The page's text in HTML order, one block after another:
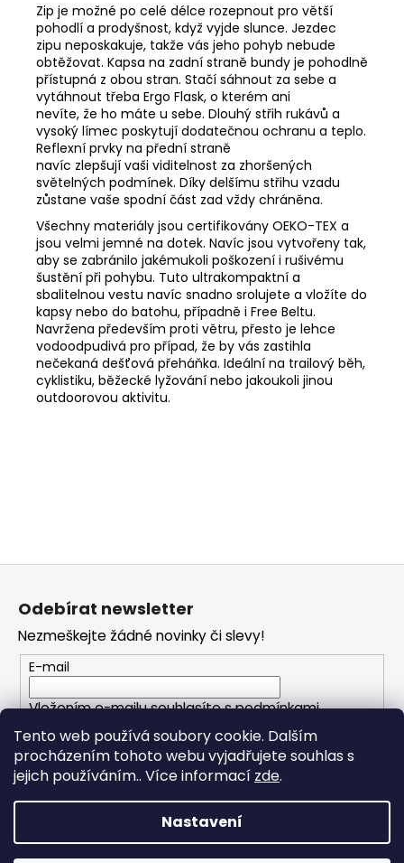
Tento web používá soubory cookie. Dalším
procházením tohoto webu vyjadřujete souhlas s
jejich používáním.. Více informací zde.
Nastavení
Zip je možné po celé délce rozepnout pro větší
pohodlí a prodyšnost, když vyjde slunce. Jezdec
zipu neposkakuje, takže vás jeho pohyb nebude
obtěžovat. Kapsa na zadní straně bundy je pohodlně
přístupná z obou stran. Stačí sáhnout za sebe a
vytáhnout třeba Ergo Flask, o kterém ani
nevíte, že ho máte u sebe. Dlouhý střih rukávů a
vysoký límec poskytují dodatečnou ochranu a teplo.
Reflexní prvky na přední straně
navíc zlepšují vaši viditelnost za zhoršených
světelných podmínek. Díky delšímu střihu vzadu
zůstane vaše spodní část zad vždy chráněna.
Všechny materiály jsou certifikovány OEKO-TEX a
jsou velmi jemné na dotek. Navíc jsou vytvořeny tak,
aby se zabránilo jakémukoli poškození i rušivému
šustění při pohybu. Tuto ultrakompaktní a
sbalitelnou vestu navíc snadno srolujete a vložíte do
kapsy nebo do batohu, případně i Free Beltu.
Navržena především proti větru, přesto je lehce
vodoodpudivá pro případ, že by vás zastihla
nečekaná dešťová přeháňka. Ideální na trailový běh,
cyklistiku, běžecké lyžování nebo jakoukoli jinou
outdoorovou aktivitu.
Z
Odebírat newsletter
Nezmeškejte žádné novinky či slevy!
E-mail
Vložením e-mailu souhlasíte spodmínkami
ochrany osobních údajů
PŘIHLÁSIT SE